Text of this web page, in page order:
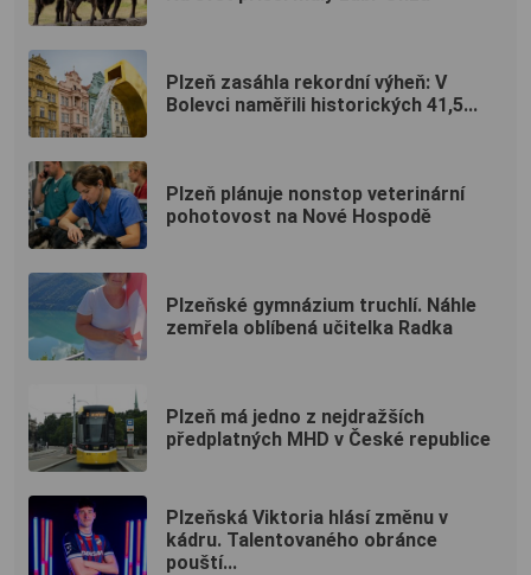
Plzeň zasáhla rekordní výheň: V
Bolevci naměřili historických 41,5...
Plzeň plánuje nonstop veterinární
pohotovost na Nové Hospodě
Plzeňské gymnázium truchlí. Náhle
zemřela oblíbená učitelka Radka
Plzeň má jedno z nejdražších
předplatných MHD v České republice
Plzeňská Viktoria hlásí změnu v
kádru. Talentovaného obránce
pouští...